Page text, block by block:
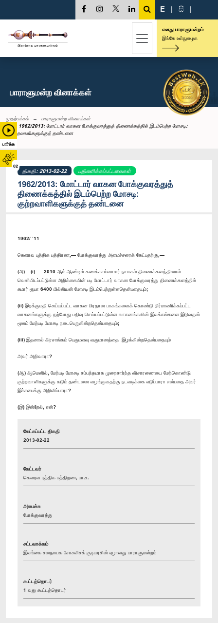
பார்க்க
02
E | සි |
எனது பாராளுமன்றம்
இங்கே உள்நுழைக
பாராளுமன்ற வினாக்கள்
முதற்பக்கம்
பாராளுமன்ற வினாக்கள்
1962/2013: மோட்டார் வாகன போக்குவரத்துத் திணைக்கத்தில் இடம்பெற்ற மோசடி:
குற்றவாளிகளுக்குத் தண்டனை
திகதி: 2013-02-22 பதிலளிக்கப்பட்டவைகள்
1962/2013: மோட்டார் வாகன போக்குவரத்துத்
திணைக்கத்தில் இடம்பெற்ற மோசடி:
குற்றவாளிகளுக்குத் தண்டனை
1962/ ’11
கெளரவ புத்திக பத்திரண,— போக்குவரத்து அமைச்சரைக் கேட்பதற்கு,—
(அ) (i) 2010 ஆம் ஆண்டில் கணக்காய்வாளர் நாயகம் திணைக்களத்தினால்
வெளியிடப்பட்டுள்ள அறிக்கையின் படி மோட்டார் வாகன போக்குவரத்து திணைக்களத்தில்
சுமார் ரூபா 6400 மில்லியன் மோசடி இடம்பெற்றுள்ளதென்பதையும்;
(ii) இறக்குமதி செய்யப்பட்ட வாகன பிரதான பாகங்களைக் கொண்டு நிர்மாணிக்கப்பட்ட
வாகனங்களுக்கு தற்போது பதிவு செய்யப்பட்டுள்ள வாகனங்களின் இலக்கங்களை இடுவதன்
மூலம் மேற்படி மோசடி நடைபெறுகின்றதென்பதையும்;
(iii) இதனால் அரசாங்கம் பெருமளவு வருமானத்தை இழக்கின்றதென்பதையும்
அவர் அறிவாரா?
(ஆ) ஆமெனில், மேற்படி மோசடி சம்பந்தமாக முறைசார்ந்த விசாரணையை மேற்கொண்டு
குற்றவாளிகளுக்கு கடும் தண்டனை வழங்குவதற்கு நடவடிக்கை எடுப்பாரா என்பதை அவர்
இச்சபைக்கு அறிவிப்பாரா?
(இ) இன்றேல், ஏன்?
கேட்கப்பட்ட திகதி
2013-02-22
கேட்டவர்
கௌரவ புத்திக பத்திறண, பா.உ.
அமைச்சு
போக்குவரத்து
சட்டவாக்கம்
இலங்கை சனநாயக சோசலிசக் குடியரசின் ஏழாவது பாராளுமன்றம்
கூட்டத்தொடர்
1 வது கூட்டத்தொடர்